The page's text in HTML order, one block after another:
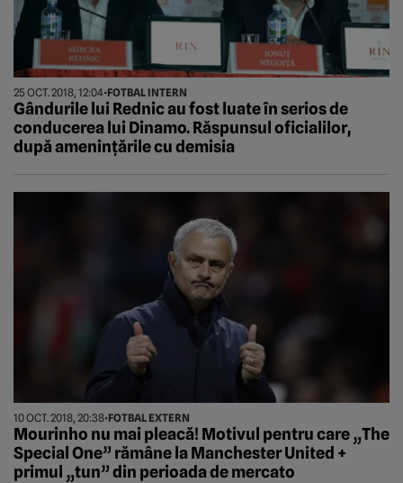
25 OCT. 2018, 12:04•FOTBAL INTERN
Gândurile lui Rednic au fost luate în serios de
conducerea lui Dinamo. Răspunsul oficialilor,
după amenințările cu demisia
10 OCT. 2018, 20:38•FOTBAL EXTERN
Mourinho nu mai pleacă! Motivul pentru care „The
Special One” rămâne la Manchester United +
primul „tun” din perioada de mercato